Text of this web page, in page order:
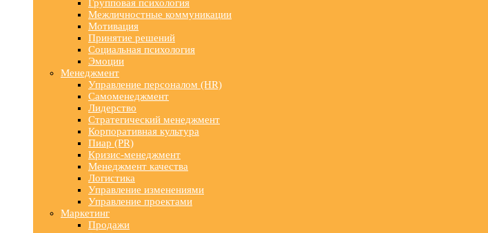
Групповая психология
Межличностные коммуникации
Мотивация
Принятие решений
Социальная психология
Эмоции
Менеджмент
Управление персоналом (HR)
Самоменеджмент
Лидерство
Стратегический менеджмент
Корпоративная культура
Пиар (PR)
Кризис-менеджмент
Менеджмент качества
Логистика
Управление изменениями
Управление проектами
Маркетинг
Продажи